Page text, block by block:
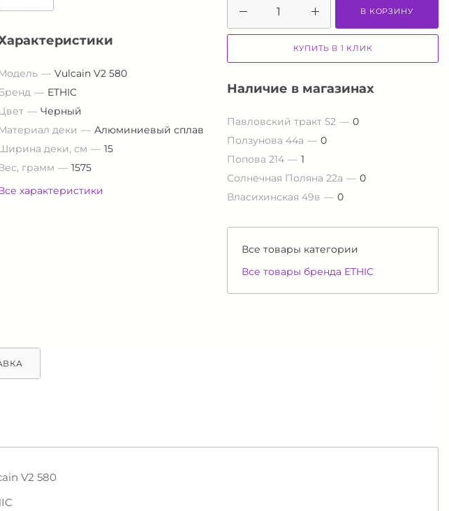
Vulcain V2 580
ETHIC
Черный
деки
Алюминиевый сплав
деки, см
15
грамм
1575
характеристики
В КОРЗИНУ
КУПИТЬ В 1 КЛИК
Наличие в магазинах
Павловский тракт 52
0
Ползунова 44а
0
Попова 214
1
Солнечная Поляна 22а
0
Власихинская 49в
0
Все товары категории
Все товары бренда ETHIC
V2 580